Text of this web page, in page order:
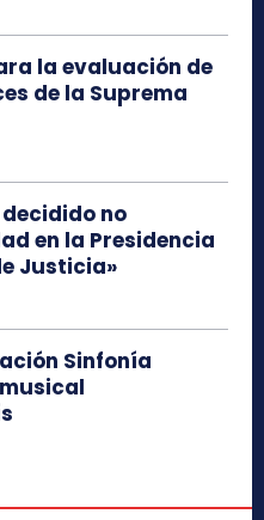
la evaluación de
de la Suprema
decidido no
en la Presidencia
Justicia»
Sinfonía